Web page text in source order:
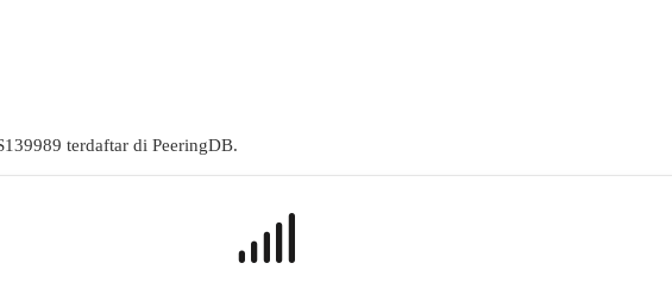
139989 terdaftar di PeeringDB.